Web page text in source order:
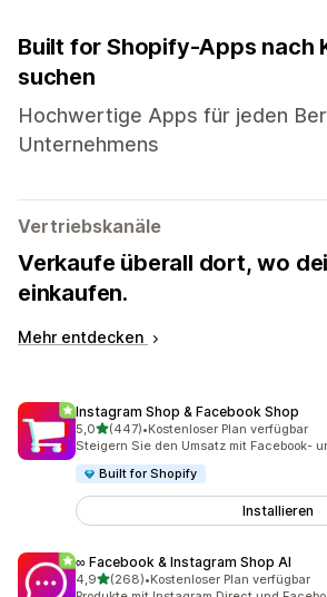
Built for Shopify-Apps nach
suchen
Hochwertige Apps für jeden
Unternehmens
Vertriebskanäle
Verkaufe überall dort, wo
einkaufen.
Mehr entdecken
Instagram Shop & Facebook Shop
5,0von 5 Sternen
(447)
447 Rezensionen insgesamt
•Kostenloser Plan verfügbar
Steigern Sie den Umsatz mit Facebook-
Built for Shopify
Installieren
∞ Facebook & Instagram Shop AI
4,9von 5 Sternen
(268)
268 Rezensionen insgesamt
•Kostenloser Plan verfügbar